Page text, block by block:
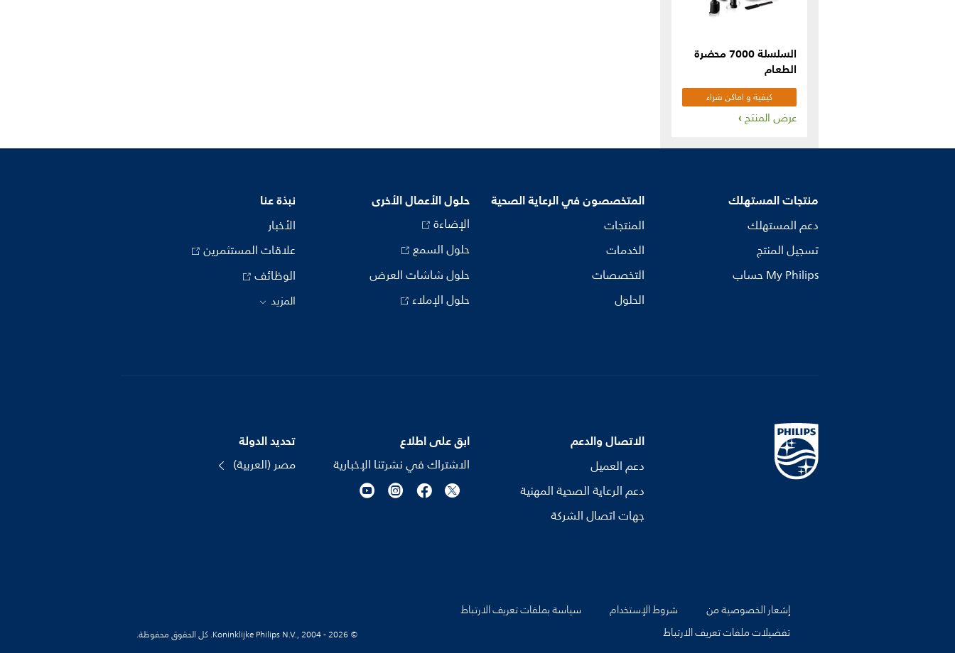
السلسلة 7000 محضرة
الطعام
كيفية و اماكن شراء
المنتجعرض المنتج
منتجات المستهلك
دعم المستهلك
تسجيل المنتج
My Philips حساب
المتخصصون في الرعاية الصحية
المنتجات
الخدمات
التخصصات
الحلول
حلول الأعمال الأخرى
الإضاءة
حلول السمع
حلول شاشات العرض
حلول الإملاء
نبذة عنا
الأخبار
علاقات المستثمرين
الوظائف
المزيد
الاتصال والدعم
دعم العميل
دعم الرعاية الصحية المهنية
جهات اتصال الشركة
ابق على اطلاع
الاشتراك في نشرتنا الإخبارية
تحديد الدولة
مصر (العربية)
إشعار الخصوصية من شروط الإستخدام
سياسة بملفات تعريف الارتباط
تفضيلات ملفات تعريف الارتباط
© Koninklijke Philips N.V., 2004 - 2026. كل الحقوق محفوظة.